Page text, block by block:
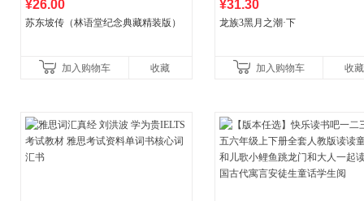
¥26.00
苏东坡传（林语堂纪念典藏精装版）
加入购物车 收藏
¥31.30
龙族3黑月之潮·下
加入购物车 收藏